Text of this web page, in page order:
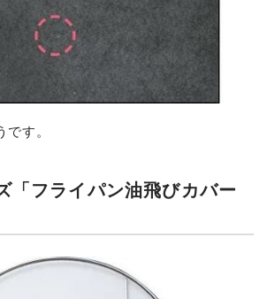
す。
「フライパン油飛びカバー